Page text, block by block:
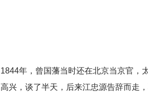
1844年，曾国藩当时还在北京当京官，
高兴，谈了半天，后来江忠源告辞而走